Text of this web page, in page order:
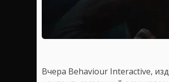
Вчера Behaviour Interactive,